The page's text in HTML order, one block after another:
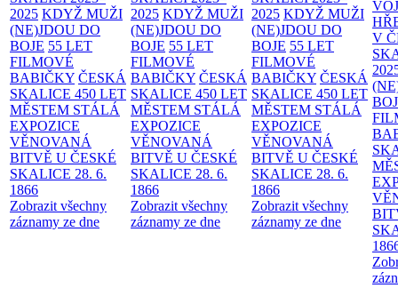
2025 KDYŽ MUŽI
(NE)JDOU DO
BOJE 55 LET
FILMOVÉ
BABIČKY ČESKÁ
SKALICE 450 LET
MĚSTEM STÁLÁ
EXPOZICE
VĚNOVANÁ
BITVĚ U ČESKÉ
SKALICE 28. 6.
1866
Zobrazit všechny
záznamy ze dne
2025 KDYŽ MUŽI
(NE)JDOU DO
BOJE 55 LET
FILMOVÉ
BABIČKY ČESKÁ
SKALICE 450 LET
MĚSTEM STÁLÁ
EXPOZICE
VĚNOVANÁ
BITVĚ U ČESKÉ
SKALICE 28. 6.
1866
Zobrazit všechny
záznamy ze dne
2025 KDYŽ MUŽI
(NE)JDOU DO
BOJE 55 LET
FILMOVÉ
BABIČKY ČESKÁ
SKALICE 450 LET
MĚSTEM STÁLÁ
EXPOZICE
VĚNOVANÁ
BITVĚ U ČESKÉ
SKALICE 28. 6.
1866
Zobrazit všechny
záznamy ze dne
V